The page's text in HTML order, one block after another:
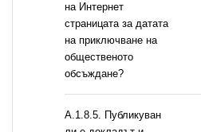
на Интернет
страницата за датата
на приключване на
общественото
обсъждане?
А.1.8.5. Публикуван